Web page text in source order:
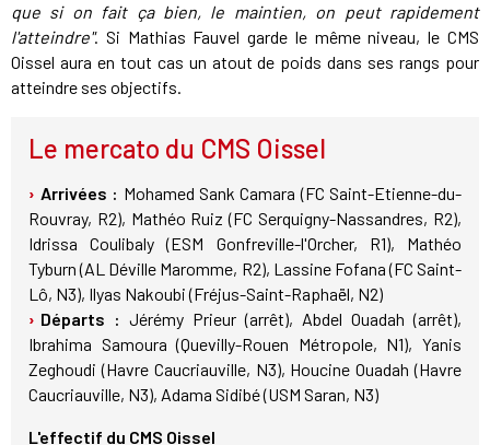
que si on fait ça bien, le maintien, on peut rapidement
l'atteindre". Si Mathias Fauvel garde le même niveau, le CMS
Oissel aura en tout cas un atout de poids dans ses rangs pour
atteindre ses objectifs.
Le mercato du CMS Oissel
Arrivées : Mohamed Sank Camara (FC Saint-Etienne-du-
Rouvray, R2), Mathéo Ruiz (FC Serquigny-Nassandres, R2),
Idrissa Coulibaly (ESM Gonfreville-l'Orcher, R1), Mathéo
Tyburn (AL Déville Maromme, R2), Lassine Fofana (FC Saint-
Lô, N3), Ilyas Nakoubi (Fréjus-Saint-Raphaël, N2)
Départs : Jérémy Prieur (arrêt), Abdel Ouadah (arrêt),
Ibrahima Samoura (Quevilly-Rouen Métropole, N1), Yanis
Zeghoudi (Havre Caucriauville, N3), Houcine Ouadah (Havre
Caucriauville, N3), Adama Sidibé (USM Saran, N3)
L'effectif du CMS Oissel